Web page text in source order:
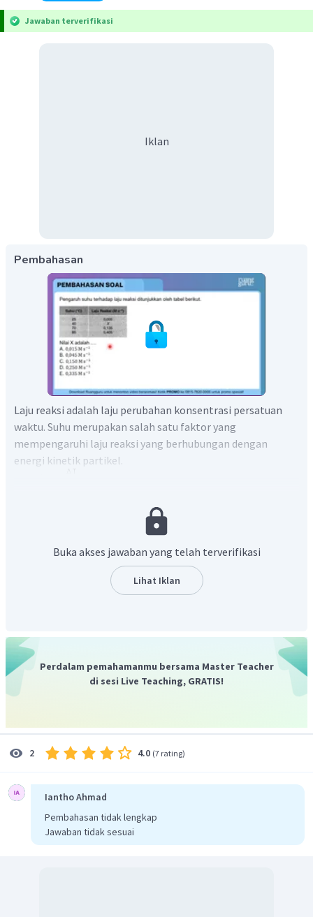
Jawaban terverifikasi
Iklan
Pembahasan
Laju reaksi adalah laju perubahan konsentrasi persatuan
waktu. Suhu merupakan salah satu faktor yang
mempengaruhi laju reaksi yang berhubungan dengan
energi kinetik partikel.
Jadi, dapat disimpulkan jawaban yang tepat adalah A.
Buka akses jawaban yang telah terverifikasi
Lihat Iklan
Perdalam pemahamanmu bersama Master Teacher
di sesi Live Teaching, GRATIS!
2 4.0 (7 rating)
Iantho Ahmad
Pembahasan tidak lengkap
Jawaban tidak sesuai